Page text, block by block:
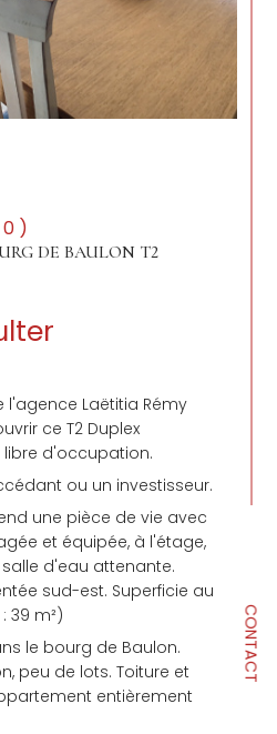
CONTACT
DE BAULON T2
l'agence Laëtitia Rémy
ce T2 Duplex
d'occupation.
ou un investisseur.
une pièce de vie avec
et équipée, à l'étage,
d'eau attenante.
sud-est. Superficie au
39 m²)
le bourg de Baulon.
peu de lots. Toiture et
entièrement